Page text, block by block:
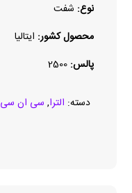
نوع: شفت
محصول کشور: ایتالیا
پالس: 2500
دسته: الترا, سی ان سی